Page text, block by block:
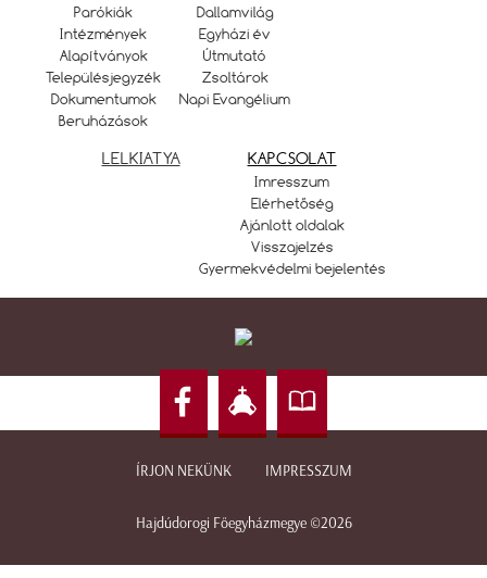
Parókiák
Intézmények
Alapítványok
Településjegyzék
Dokumentumok
Beruházások
Dallamvilág
Egyházi év
Útmutató
Zsoltárok
Napi Evangélium
LELKIATYA KAPCSOLAT
Imresszum
Elérhetőség
Ajánlott oldalak
Visszajelzés
Gyermekvédelmi bejelentés
ÍRJON NEKÜNK IMPRESSZUM
Hajdúdorogi Főegyházmegye ©2026